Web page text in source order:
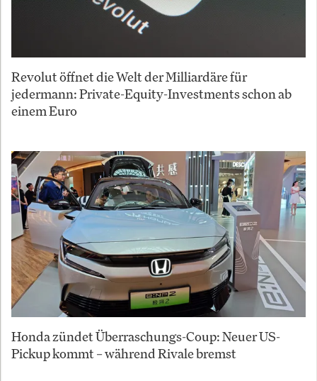
Revolut öffnet die Welt der Milliardäre für
jedermann: Private-Equity-Investments schon ab
einem Euro
Honda zündet Überraschungs-Coup: Neuer US-
Pickup kommt – während Rivale bremst